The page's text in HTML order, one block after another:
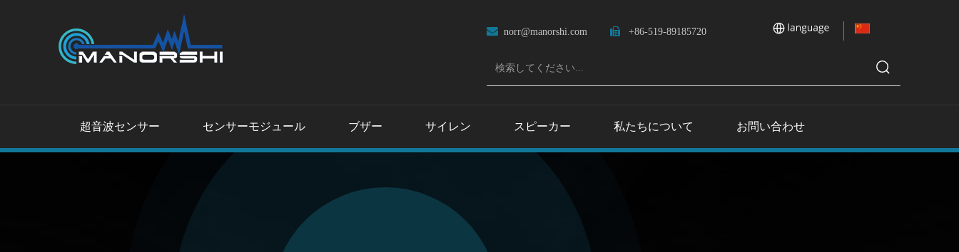
 norr@manorshi.com  +86-519-89185720
超音波センサー センサーモジュール ブザー サイレン スピーカー 私たちについて お問い合わせ